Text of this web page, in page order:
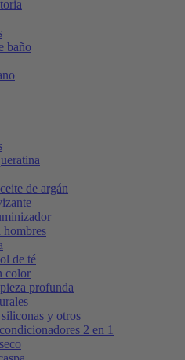
baño
de argán
hombres
de té
color
profunda
y otros
2 en 1